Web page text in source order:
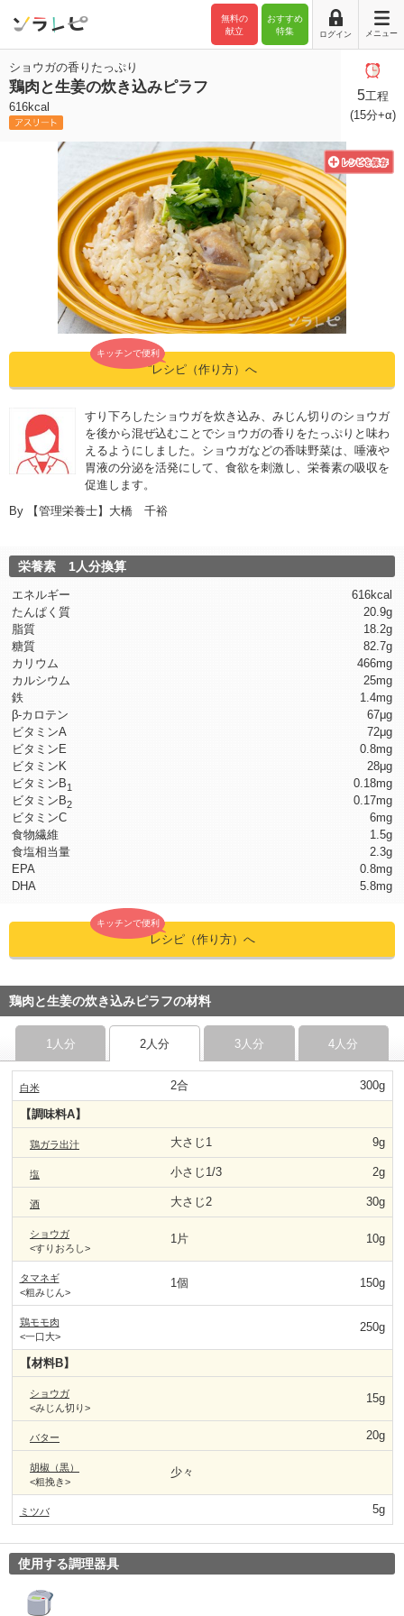
おすすめ
特集
無料の
献立
ログイン メニュー
ショウガの香りたっぷり
鶏肉と生姜の炊き込みピラフ
616kcal
5工程
(15分+α)
キッチンで便利
”レシピ（作り方）へ
すり下ろしたショウガを炊き込み、みじん切りのショウガ
を後から混ぜ込むことでショウガの香りをたっぷりと味わ
えるようにしました。ショウガなどの香味野菜は、唾液や
胃液の分泌を活発にして、食欲を刺激し、栄養素の吸収を
促進します。
By
【管理栄養士】大橋 千裕
栄養素 1人分換算
エネルギー
616kcal
たんぱく質
20.9g
脂質
18.2g
糖質
82.7g
カリウム
466mg
カルシウム
25mg
鉄
1.4mg
β-カロテン
67μg
ビタミンA
72μg
ビタミンE
0.8mg
ビタミンK
28μg
ビタミンB1
0.18mg
ビタミンB2
0.17mg
ビタミンC
6mg
食物繊維
1.5g
食塩相当量
2.3g
EPA
0.8mg
DHA
5.8mg
キッチンで便利
レシピ（作り方）へ
鶏肉と生姜の炊き込みピラフの材料
1人分 2人分 3人分 4人分
白米 2合 300g
【調味料A】
鶏ガラ出汁 大さじ1 9g
塩 小さじ1/3 2g
酒 大さじ2 30g
ショウガ
<すりおろし>
1片 10g
タマネギ
<粗みじん>
1個 150g
鶏モモ肉
<一口大>
250g
【材料B】
ショウガ
<みじん切り>
15g
バター 20g
胡椒（黒）
<粗挽き>
少々
ミツバ 5g
使用する調理器具